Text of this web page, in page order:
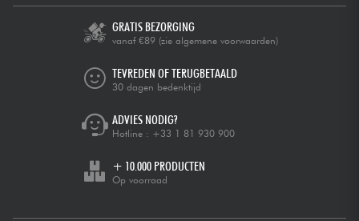
GRATIS BEZORGING
vanaf €89 (zie algemene voorwaarden)
TEVREDEN OF TERUGBETAALD
30 dagen bedenktijd
ADVIES NODIG?
Hotline : +33 1 81 930 900
+ 10.000 PRODUCTEN
Op voorraad